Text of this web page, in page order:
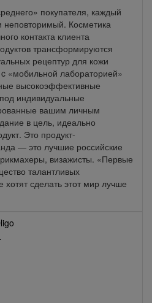
покупателя, каждый
Косметика
контакта клиента
трансформируются
рецептур для кожи
«мобильной лабораторией»
высокоэффективные
индивидуальные
вашим личным
в цель, идеально
Это продукт-
— это лучшие российские
визажисты. «Первые
талантливых
сделать этот мир лучше